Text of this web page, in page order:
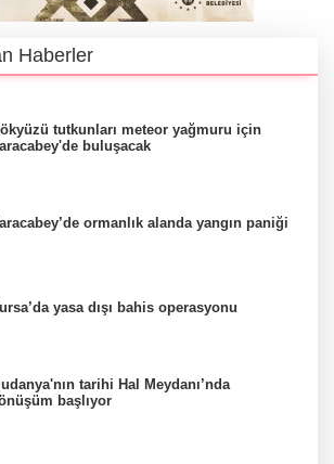
Haberler
tutkunları meteor yağmuru için
buluşacak
ormanlık alanda yangın paniği
yasa dışı bahis operasyonu
tarihi Hal Meydanı’nda
başlıyor